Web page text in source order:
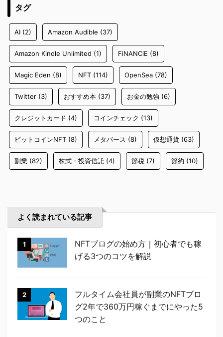
タグ
AI (2) Amazon Audible (37)
Amazon Kindle Unlimited (1) FiNANCiE (8)
Magic Eden (8) NFT (114) OpenSea (78)
Twitter (3) おすすめ本 (37) お金の勉強 (6)
クレジットカード (4) コインチェック (13)
ビットコインNFT (8) メタバース (8) 仮想通貨 (63)
副業 (82) 株式・投資信託 (4) 節税 (7) 節約 (10)
よく読まれている記事
1
NFTブログの始め方｜初心者でも稼
げる3つのコツを解説
2
フルタイム会社員が副業のNFTブロ
グ2年で360万円稼ぐまでにやった5
つのこと